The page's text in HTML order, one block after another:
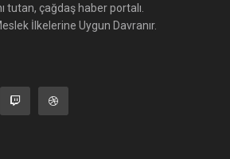
tutan, çağdaş haber portalı.
İlkelerine Uygun Davranır.